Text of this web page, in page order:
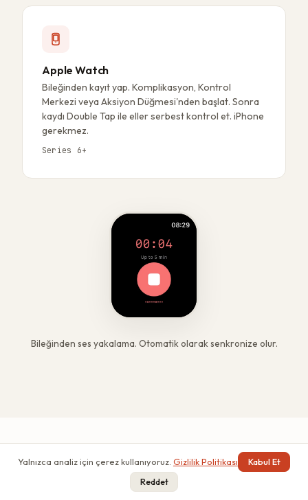
Apple Watch
Bileğinden kayıt yap. Komplikasyon, Kontrol
Merkezi veya Aksiyon Düğmesi'nden başlat. Sonra
kaydı Double Tap ile eller serbest kontrol et. iPhone
gerekmez.
Series 6+
Bileğinden ses yakalama. Otomatik olarak senkronize olur.
Yalnızca analiz için çerez kullanıyoruz. Gizlilik Politikası
Kabul Et
Reddet